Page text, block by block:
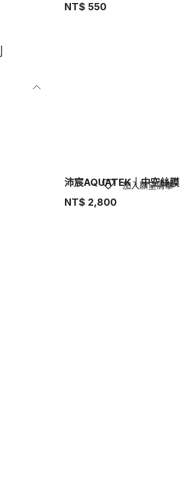
NT$ 550
沛宸AQUATEK｜中空絲膜
NT$ 2,800
加入願望清單